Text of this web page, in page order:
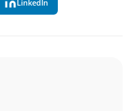
LinkedIn